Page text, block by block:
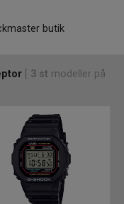
butik
3 st modeller på